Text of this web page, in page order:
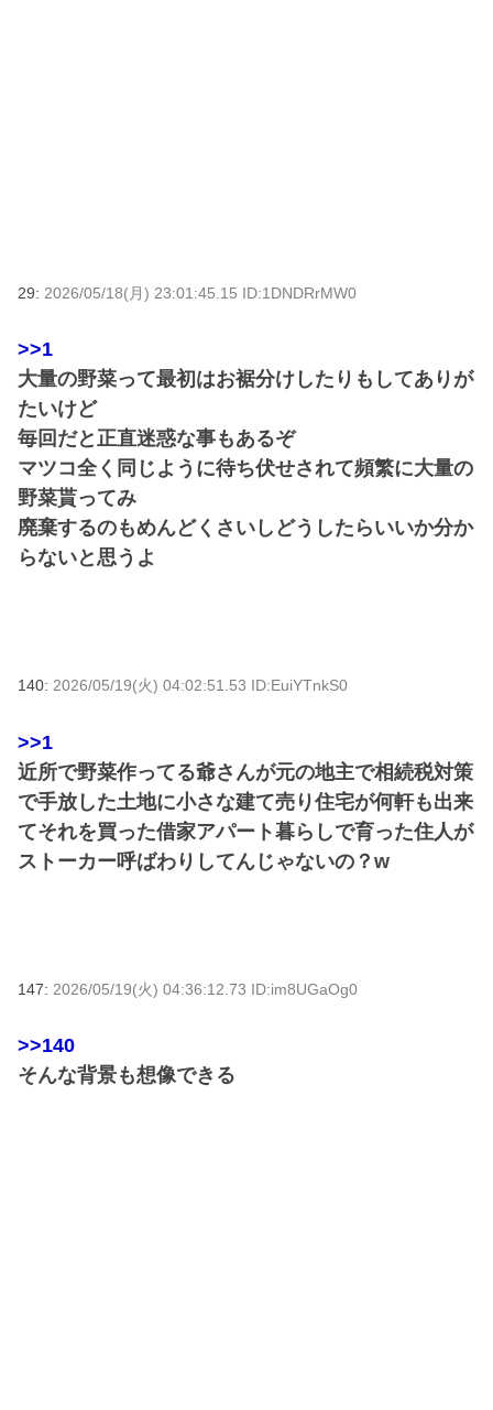
29: 2026/05/18(月) 23:01:45.15 ID:1DNDRrMW0
>>1
大量の野菜って最初はお裾分けしたりもしてありが
たいけど
毎回だと正直迷惑な事もあるぞ
マツコ全く同じように待ち伏せされて頻繁に大量の
野菜貰ってみ
廃棄するのもめんどくさいしどうしたらいいか分か
らないと思うよ
140: 2026/05/19(火) 04:02:51.53 ID:EuiYTnkS0
>>1
近所で野菜作ってる爺さんが元の地主で相続税対策
で手放した土地に小さな建て売り住宅が何軒も出来
てそれを買った借家アパート暮らしで育った住人が
ストーカー呼ばわりしてんじゃないの？w
147: 2026/05/19(火) 04:36:12.73 ID:im8UGaOg0
>>140
そんな背景も想像できる